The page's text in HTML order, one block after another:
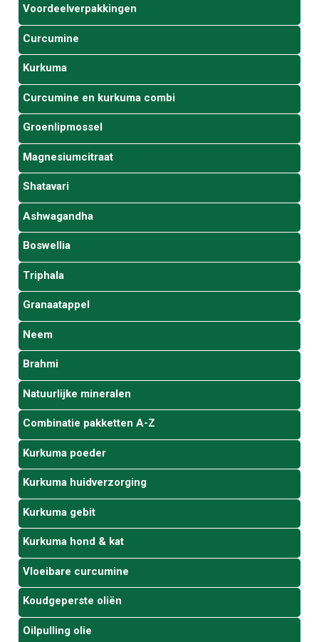
Voordeelverpakkingen
Curcumine
Kurkuma
Curcumine en kurkuma combi
Groenlipmossel
Magnesiumcitraat
Shatavari
Ashwagandha
Boswellia
Triphala
Granaatappel
Neem
Brahmi
Natuurlijke mineralen
Combinatie pakketten A-Z
Kurkuma poeder
Kurkuma huidverzorging
Kurkuma gebit
Kurkuma hond & kat
Vloeibare curcumine
Koudgeperste oliën
Oilpulling olie